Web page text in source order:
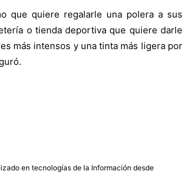
que quiere regalarle una polera a sus
o tienda deportiva que quiere darle
más intensos y una tinta más ligera por
en tecnologías de la Información desde